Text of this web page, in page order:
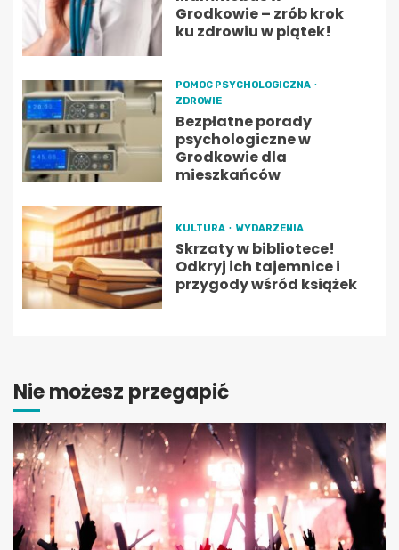
Grodkowie – zrób krok
ku zdrowiu w piątek!
POMOC PSYCHOLOGICZNA
ZDROWIE
Bezpłatne porady
psychologiczne w
Grodkowie dla
mieszkańców
KULTURA WYDARZENIA
Skrzaty w bibliotece!
Odkryj ich tajemnice i
przygody wśród książek
Nie możesz przegapić